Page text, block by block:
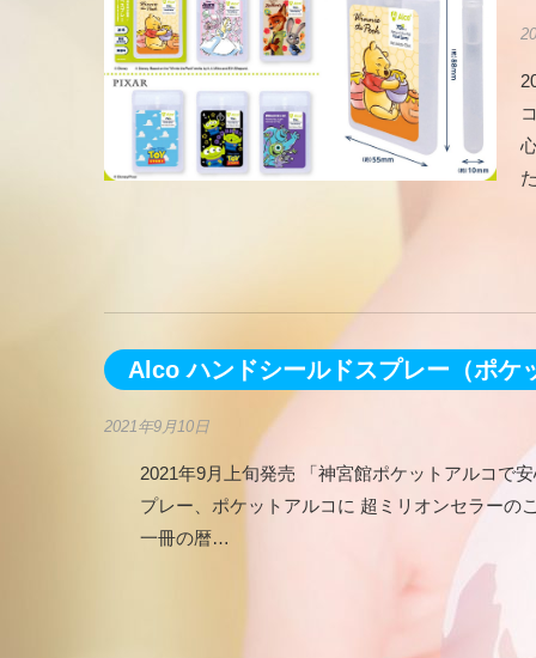
Alco ハンドシールドスプレー（ポケ
2021年9月10日
2021年9月上旬発売 「神宮館ポケットアルコで
プレー、ポケットアルコに 超ミリオンセラーの
一冊の暦…